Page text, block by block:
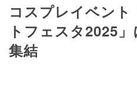
コスプレイベント
トフェスタ2025
集結